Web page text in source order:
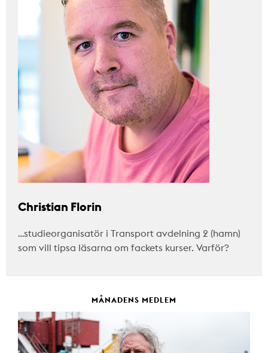
Christian Florin
…studieorganisatör i Transport avdelning 2 (hamn)
som vill tipsa läsarna om fackets kurser. Varför?
MÅNADENS MEDLEM